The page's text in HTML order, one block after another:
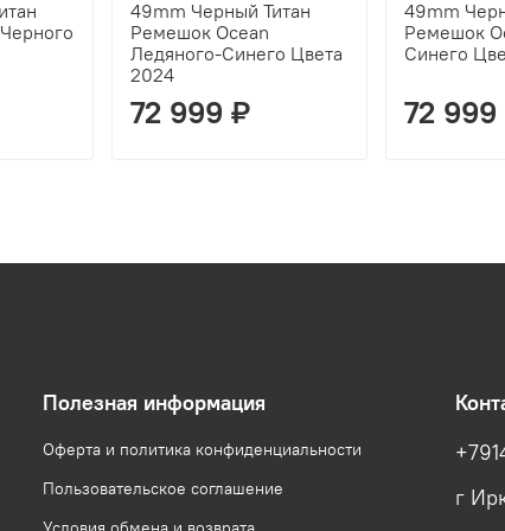
49mm Черный Титан
Ремешок Ocean
Ледяного-Синего Цвета
2024
72 999 ₽
49mm
Ремешок
Синего
72
Полезная информация
Оферта и политика конфиденциальности
Пользовательское соглашение
г